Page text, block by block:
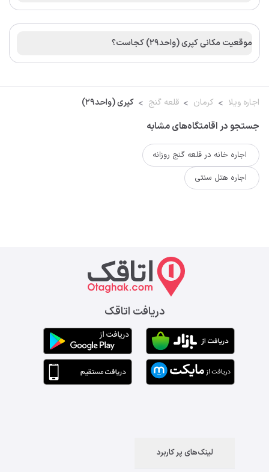
موقعیت مکانی کپری (واحد۲۹) کجاست؟
اجاره ویلا کرمان قلعه گنج کپری (واحد۲۹)
جستجو در اقامتگاه‌های مشابه
اجاره خانه در قلعه گنج روزانه
اجاره هتل سنتی
دریافت اتاقک
لینک‌های پر کاربرد